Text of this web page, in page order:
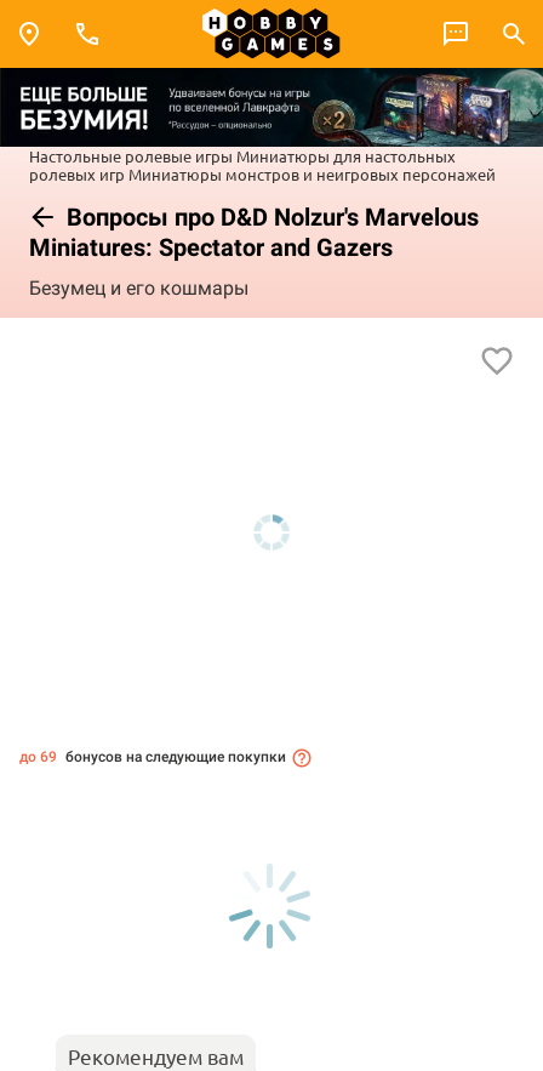
Настольные ролевые игры Миниатюры для настольных
ролевых игр Миниатюры монстров и неигровых персонажей
Вопросы про D&D Nolzur's Marvelous
Miniatures: Spectator and Gazers
Безумец и его кошмары
до 69 бонусов на следующие покупки
Рекомендуем вам